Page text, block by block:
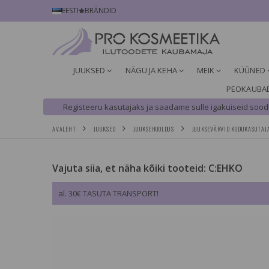
EESTI BRÄNDID
JUUKSED NÄGU JA KEHA MEIK KÜÜNED
Registeeru kasutajaks ja saadame sulle igakuiseid
AVALEHT JUUKSED JUUKSEHOOLDUS JUUKSEVÄRVID
Vajuta siia, et näha kõiki tooteid: C:EHKO
al. 30€ TASUTA TRANSPORT!